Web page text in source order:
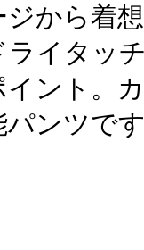
ジから着
イタッ
ント。
パンツで